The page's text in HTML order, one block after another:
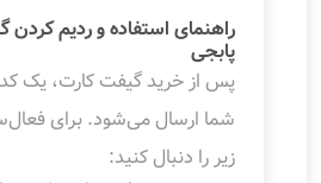
راهنمای استفاده و ردیم
پابجی
پس از خرید گیفت کارت، یک
شما ارسال می‌شود. برای
زیر را دنبال کنید: